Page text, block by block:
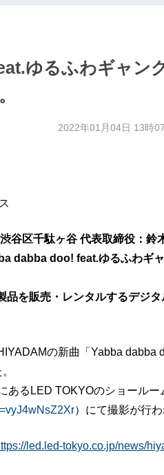
ゆるふわギャン
2022年01月04日 13時
谷区千駄ヶ谷 代表取締役：鈴
dabba doo! feat.ゆるふわギ
品を販売・レンタルするデジ
の新曲「Yabba dabba
あるLED TOKYOのショールー
）にて撮影が行わ
led.led-tokyo.co.jp/news/